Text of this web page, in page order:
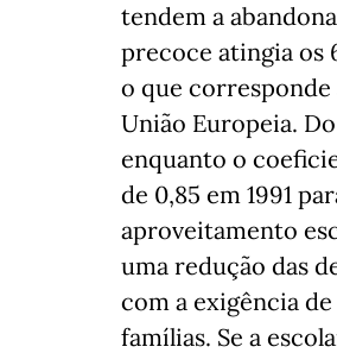
tendem a
precoce atingia os
o que
União Europeia.
enquanto o
de 0,85 em 1991
aproveitamento
uma redução das
com a exigência
famílias. Se a